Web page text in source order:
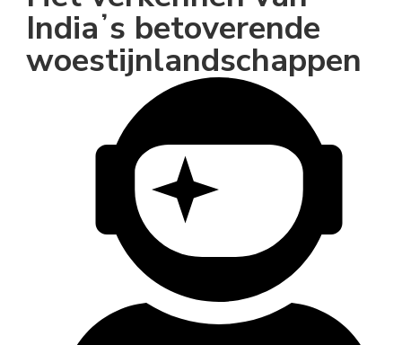
Indiaʼs betoverende
woestijnlandschappen